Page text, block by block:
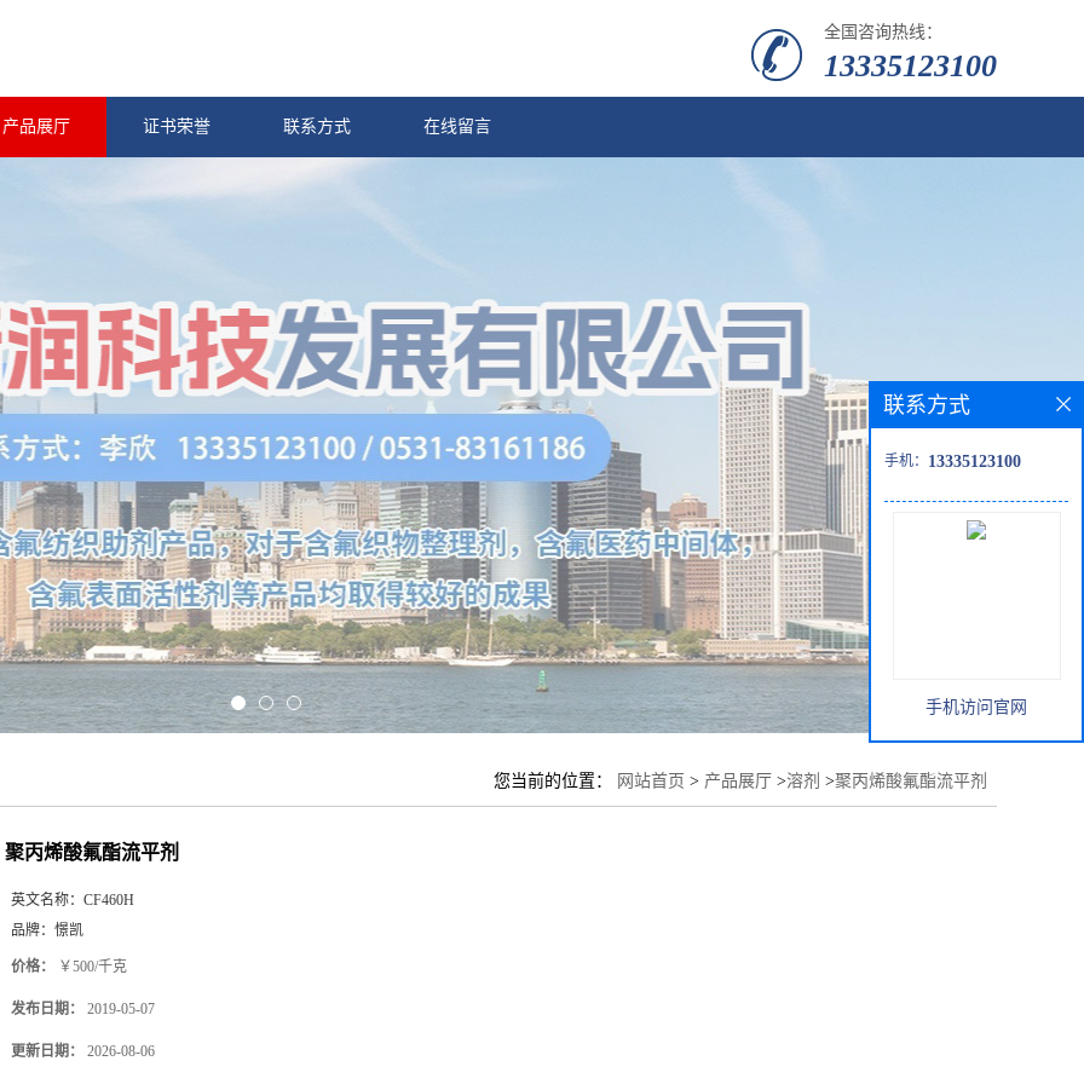
全国咨询热线：
13335123100
产品展厅 证书荣誉 联系方式 在线留言
您当前的位置： 网站首页 > 产品展厅 >溶剂 >聚丙烯酸氟酯流平剂
聚丙烯酸氟酯流平剂
英文名称： CF460H
品牌： 憬凯
价格： ￥500/千克
发布日期： 2019-05-07
更新日期： 2026-08-06
联系方式
手机： 13335123100
手机访问官网